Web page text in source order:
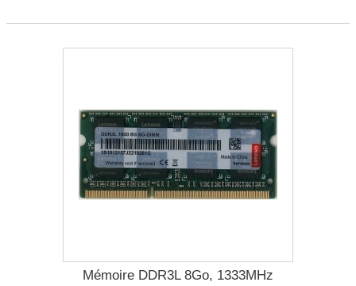
Mémoire DDR3L 8Go, 1333MHz